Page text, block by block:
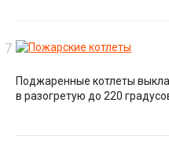
Поджаренные котлеты
в разогретую до 220